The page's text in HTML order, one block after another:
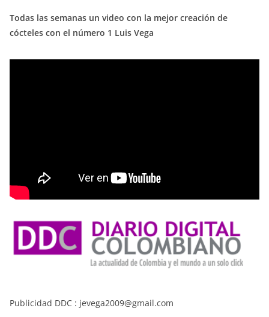
Todas las semanas un video con la mejor creación de
cócteles con el número 1 Luis Vega
Publicidad DDC : jevega2009@gmail.com